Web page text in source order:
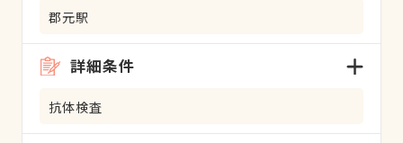
郡元駅
詳細条件
抗体検査